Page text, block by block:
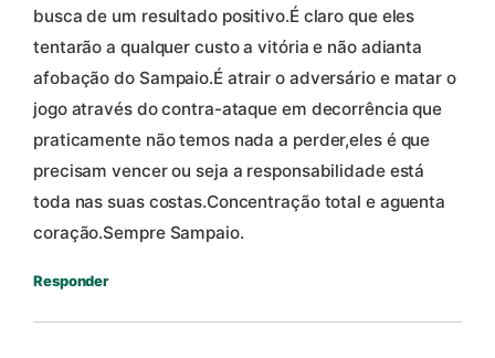
busca de um resultado positivo.É claro que eles
tentarão a qualquer custo a vitória e não adianta
afobação do Sampaio.É atrair o adversário e matar o
jogo através do contra-ataque em decorrência que
praticamente não temos nada a perder,eles é que
precisam vencer ou seja a responsabilidade está
toda nas suas costas.Concentração total e aguenta
coração.Sempre Sampaio.
Responder